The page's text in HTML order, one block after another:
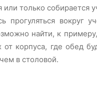
или только собирается
прогуляться вокруг
найти, к
от корпуса, где обед
в столовой.